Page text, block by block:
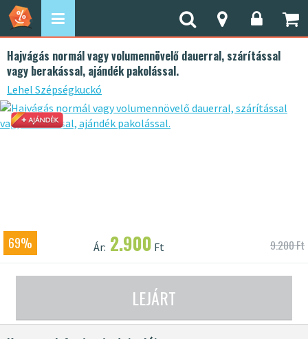
Hajvágás normál vagy volumennövelő dauerral, szárítással
vagy berakással, ajándék pakolással.
Lehel Szépségkuckó
69% Ár: 2.900 Ft 9.200 Ft
LEJÁRT